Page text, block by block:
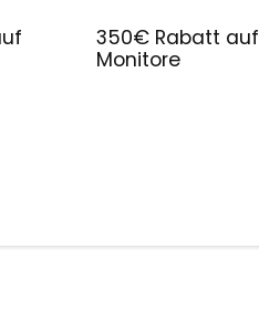
350€ Rabatt auf
Monitore